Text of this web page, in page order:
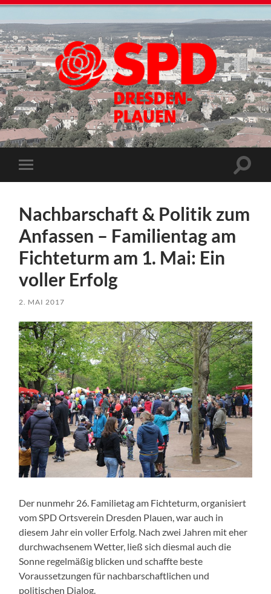
Nachbarschaft & Politik zum
Anfassen – Familientag am
Fichteturm am 1. Mai: Ein
voller Erfolg
2. MAI 2017
Der nunmehr 26. Familietag am Fichteturm, organisiert
vom SPD Ortsverein Dresden Plauen, war auch in
diesem Jahr ein voller Erfolg. Nach zwei Jahren mit eher
durchwachsenem Wetter, ließ sich diesmal auch die
Sonne regelmäßig blicken und schaffte beste
Voraussetzungen für nachbarschaftlichen und
politischen Dialog.